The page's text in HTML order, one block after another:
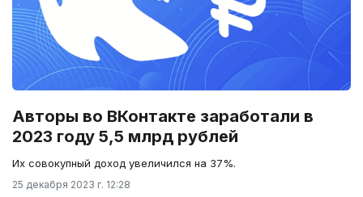
Авторы во ВКонтакте заработали в
2023 году 5,5 млрд рублей
Их совокупный доход увеличился на 37%.
25 декабря 2023 г. 12:28